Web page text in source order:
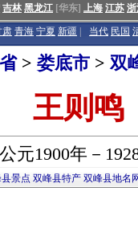
吉林 黑龙江 [华东] 上海 江苏
肃 青海 宁夏 新疆 当代 民国
> 娄底市 > 双
王则鸣
元1900年－
景点 双峰县特产 双峰县地名